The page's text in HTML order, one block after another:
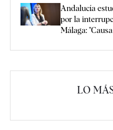
Andalucía
por la
Málaga:
LO